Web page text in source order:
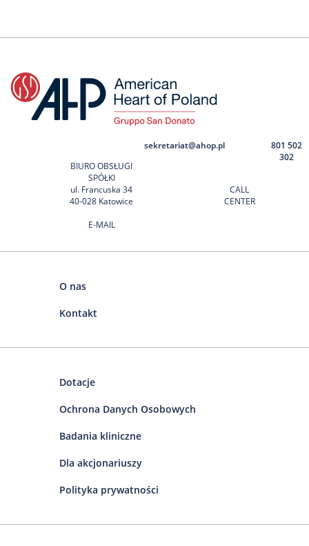
BIURO OBSŁUGI
SPÓŁKI
ul. Francuska 34
40-028 Katowice
E-MAIL
sekretariat@ahop.pl
CALL
CENTER
801 502
302
O nas
Kontakt
Dotacje
Ochrona Danych Osobowych
Badania kliniczne
Dla akcjonariuszy
Polityka prywatności